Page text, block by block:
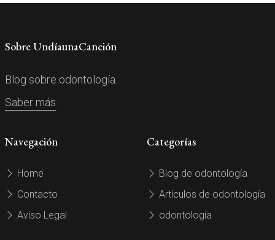
Sobre UndíaunaCanción
Blog sobre odontología.
Saber más
Navegación
Home
Contacto
Aviso Legal
Categorías
Blog de odontología
Artículos de odontología
odontología